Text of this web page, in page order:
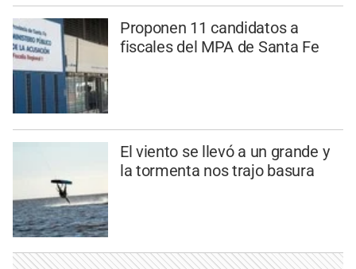
Proponen 11 candidatos a
fiscales del MPA de Santa Fe
El viento se llevó a un grande y
la tormenta nos trajo basura